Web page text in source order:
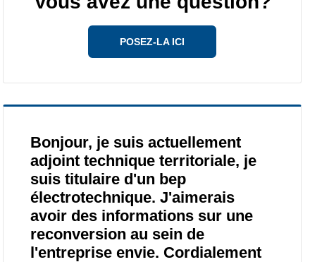
POSEZ-LA ICI
Bonjour, je suis actuellement
adjoint technique territoriale, je
suis titulaire d'un bep
électrotechnique. J'aimerais
avoir des informations sur une
reconversion au sein de
l'entreprise envie. Cordialement